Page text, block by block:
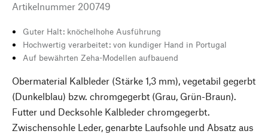
Artikelnummer 200749
Guter Halt: knöchelhohe Ausführung
Hochwertig verarbeitet: von kundiger Hand in Portugal
Auf bewährten Zeha-Modellen aufbauend
Obermaterial Kalbleder (Stärke 1,3 mm), vegetabil gegerbt
(Dunkelblau) bzw. chromgegerbt (Grau, Grün-Braun).
Futter und Decksohle Kalbleder chromgegerbt.
Zwischensohle Leder, genarbte Laufsohle und Absatz aus